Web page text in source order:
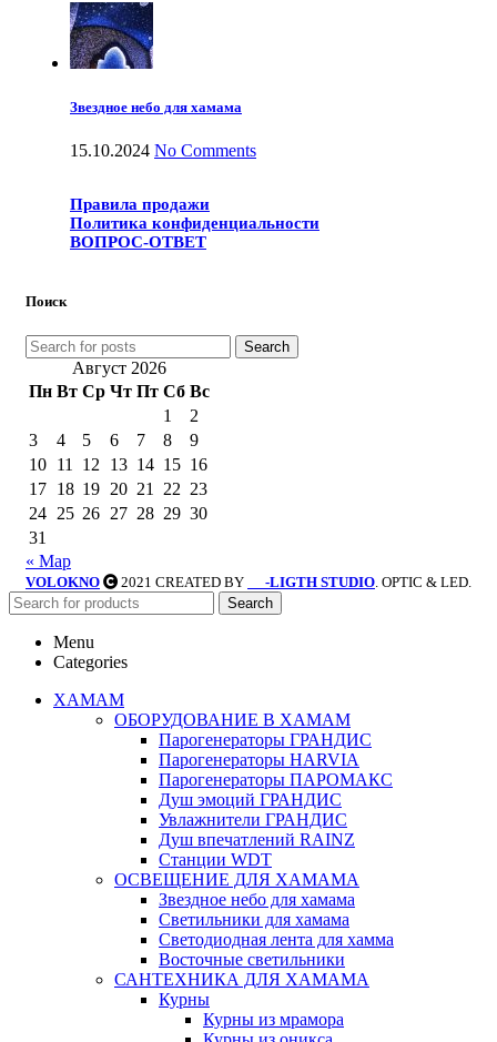
Звездное небо для хамама
15.10.2024 No Comments
Правила продажи
Политика конфиденциальности
ВОПРОС-ОТВЕТ
Поиск
Search
Август 2026
Пн Вт Ср Чт Пт Сб Вс
1
2
3
4 5 6 7 8
9
10 11 12 13 14 15 16
17 18 19 20 21 22 23
24 25 26 27 28 29 30
31
« Мар
VOLOKNO 2021 CREATED BY -LIGTH STUDIO. OPTIC & LED.
Search
Menu
Categories
ХАМАМ
ОБОРУДОВАНИЕ В ХАМАМ
Парогенераторы ГРАНДИС
Парогенераторы HARVIA
Парогенераторы ПАРОМАКС
Душ эмоций ГРАНДИС
Увлажнители ГРАНДИС
Душ впечатлений RAINZ
Станции WDT
ОСВЕЩЕНИЕ ДЛЯ ХАМАМА
Звездное небо для хамама
Светильники для хамама
Светодиодная лента для хамма
Восточные светильники
САНТЕХНИКА ДЛЯ ХАМАМА
Курны
Курны из мрамора